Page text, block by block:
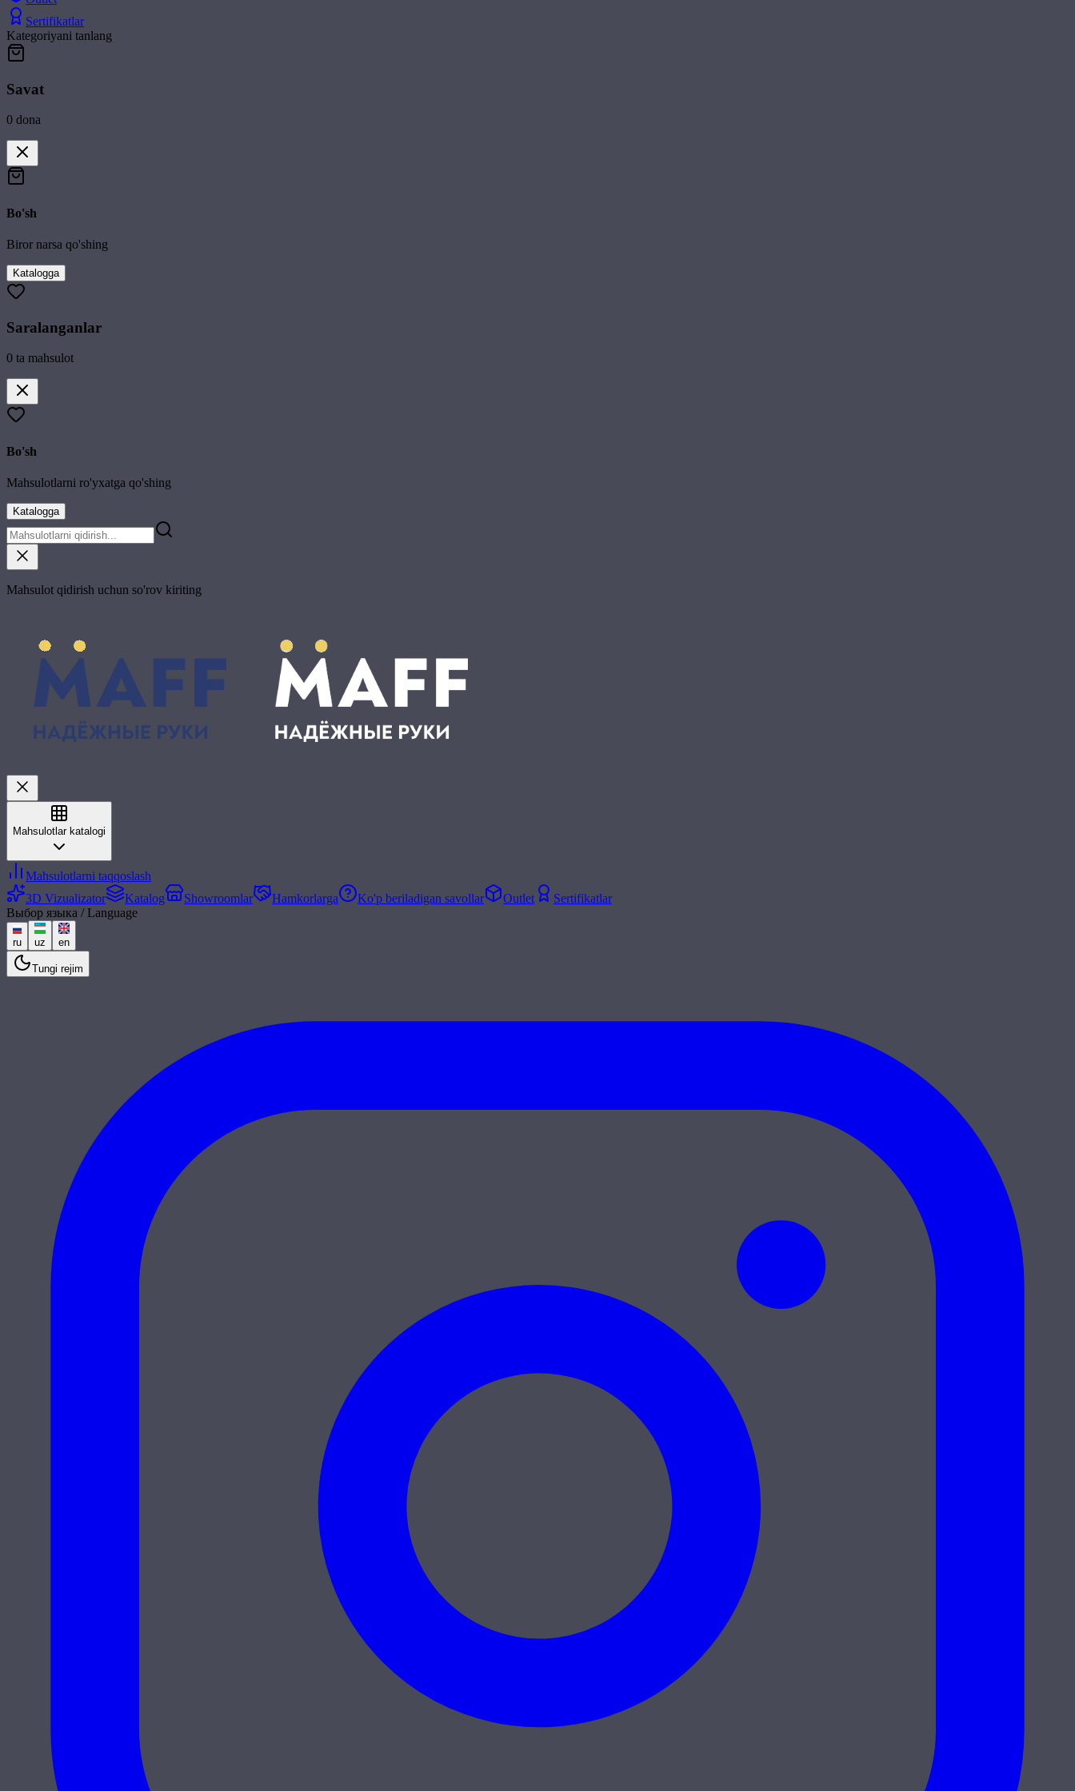
Sertifikatlar
Kategoriyani tanlang
Savat
0 dona
Bo'sh
Biror narsa qo'shing
Katalogga
Saralanganlar
0 ta mahsulot
Bo'sh
Mahsulotlarni ro'yxatga qo'shing
Katalogga
Mahsulot qidirish uchun so'rov kiriting
Mahsulotlar katalogi
Mahsulotlarni taqqoslash
3D Vizualizator
Katalog Showroomlar Hamkorlarga Ko'p beriladigan savollar Outlet
Sertifikatlar
Выбор языка / Language
ru uz en
Tungi rejim